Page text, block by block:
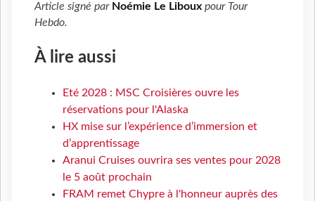
Article signé par Noémie Le Liboux pour Tour
Hebdo.
À lire aussi
Eté 2028 : MSC Croisières ouvre les
réservations pour l'Alaska
HX mise sur l’expérience d’immersion et
d’apprentissage
Aranui Cruises ouvrira ses ventes pour 2028
le 5 août prochain
FRAM remet Chypre à l'honneur auprès des